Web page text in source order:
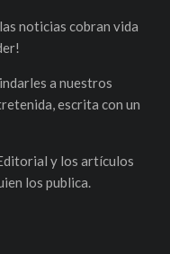
noticias cobran vida
a nuestros
escrita con un
y los artículos
los publica.